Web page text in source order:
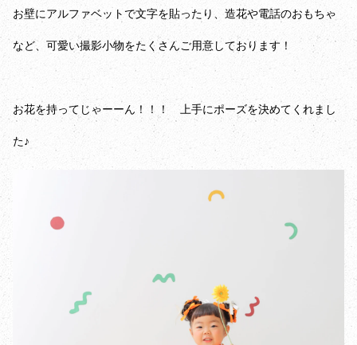
お壁にアルファベットで文字を貼ったり、造花や電話のおもちゃ
など、可愛い撮影小物をたくさんご用意しております！
お花を持ってじゃーーん！！！ 上手にポーズを決めてくれまし
た♪